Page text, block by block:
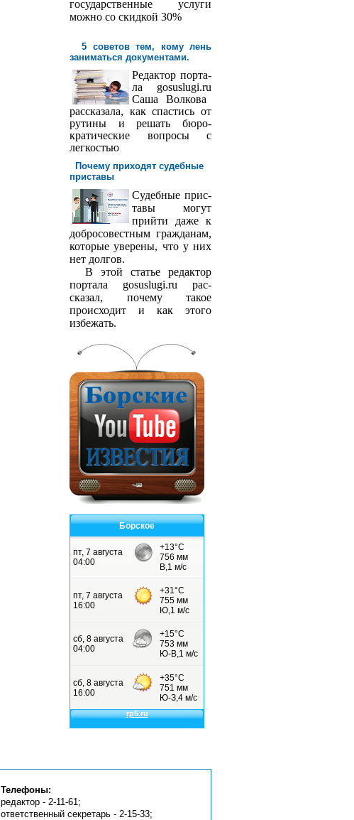
государственные услуги
можно со скидкой 30%
5 советов тем, кому лень
заниматься документами.
Редактор порта­
ла gosuslugi.ru
Саша Волкова
рассказала, как спастись от
рутины и решать бюро­
кратические вопросы с
легкостью
Почему приходят судебные
приставы
Судебные прис­
тавы могут
прийти даже к
добросовестным гражданам,
которые уверены, что у них
нет долгов.
В этой статье редактор
портала gosuslugi.ru рас­
сказал, почему такое
происходит и как этого
избежать.
Борское
Телефоны:
редактор - 2-11-61;
ответственный секретарь - 2-15-33;